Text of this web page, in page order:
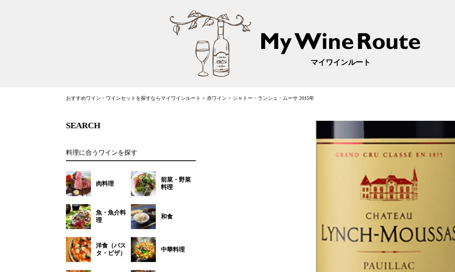
マイワインルート
おすすめワイン・ワインセットを探すならマイワインルート > 赤ワイン > シャトー・ランシュ・ムーサ 2015年
SEARCH
料理に合うワインを探す
肉料理
前菜・野菜
料理
魚・魚介料
理
和食
洋食（パス
タ・ピザ）
中華料理